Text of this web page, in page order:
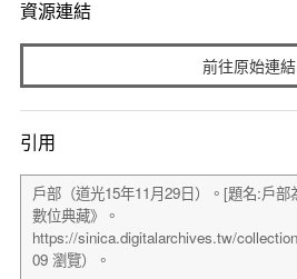
資源連結
前往原始連結
引用